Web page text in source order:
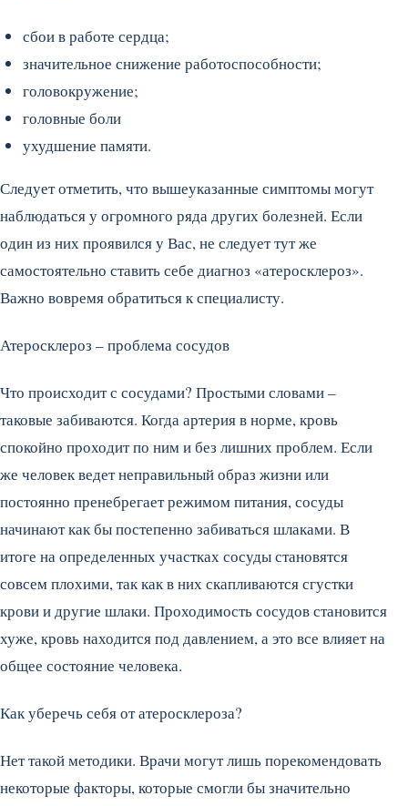
сбои в работе сердца;
значительное снижение работоспособности;
головокружение;
головные боли
ухудшение памяти.
Следует отметить, что вышеуказанные симптомы могут
наблюдаться у огромного ряда других болезней. Если
один из них проявился у Вас, не следует тут же
самостоятельно ставить себе диагноз «атеросклероз».
Важно вовремя обратиться к специалисту.
Атеросклероз – проблема сосудов
Что происходит с сосудами? Простыми словами –
таковые забиваются. Когда артерия в норме, кровь
спокойно проходит по ним и без лишних проблем. Если
же человек ведет неправильный образ жизни или
постоянно пренебрегает режимом питания, сосуды
начинают как бы постепенно забиваться шлаками. В
итоге на определенных участках сосуды становятся
совсем плохими, так как в них скапливаются сгустки
крови и другие шлаки. Проходимость сосудов становится
хуже, кровь находится под давлением, а это все влияет на
общее состояние человека.
Как уберечь себя от атеросклероза?
Нет такой методики. Врачи могут лишь порекомендовать
некоторые факторы, которые смогли бы значительно